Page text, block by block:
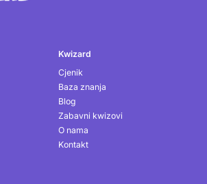
Kwizard
Cjenik
Baza znanja
Blog
Zabavni kwizovi
O nama
Kontakt